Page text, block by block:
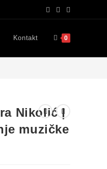
Kontakt 0
Nikolić |
muzičke